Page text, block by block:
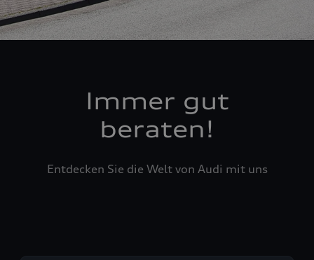
Immer gut
beraten!
Entdecken Sie die Welt von Audi mit uns